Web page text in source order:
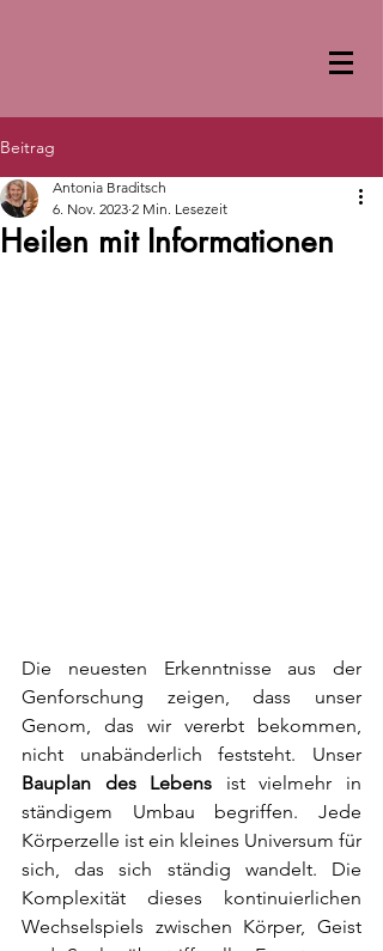
Beitrag
Heilen mit Informationen
Antonia Braditsch
6. Nov. 2023 2 Min. Lesezeit
Die neuesten Erkenntnisse aus der
Genforschung zeigen, dass unser
Genom, das wir vererbt bekommen,
Bauplan des Lebens ist vielmehr in
ständigem Umbau begriffen. Jede
Körperzelle ist ein kleines Universum für
sich, das sich ständig wandelt. Die
Komplexität dieses kontinuierlichen
Wechselspiels zwischen Körper, Geist